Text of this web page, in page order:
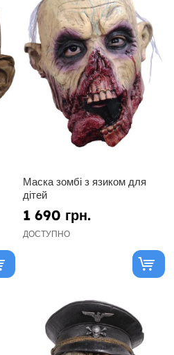
Маска зомбі з язиком для
дітей
1 690 грн.
ДОСТУПНО